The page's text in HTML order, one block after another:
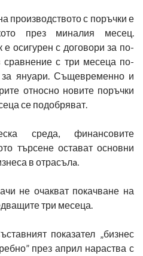
производството с поръчки е
през миналия месец.
осигурен с договори за по-
с три месеца по-
януари. Същевременно и
относно новите поръчки
се подобряват.
среда, финансовите
търсене остават основни
в отрасълa.
не очакват покачване на
три месеца.
показател „бизнес
през април нараства с